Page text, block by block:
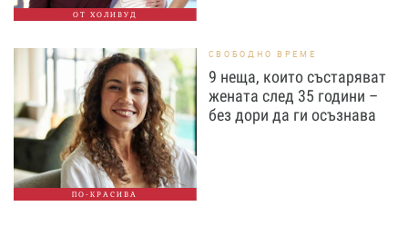
ОТ ХОЛИВУД
ПО-КРАСИВА
СВОБОДНО ВРЕМЕ
9 неща, които състаряват
жената след 35 години –
без дори да ги осъзнава